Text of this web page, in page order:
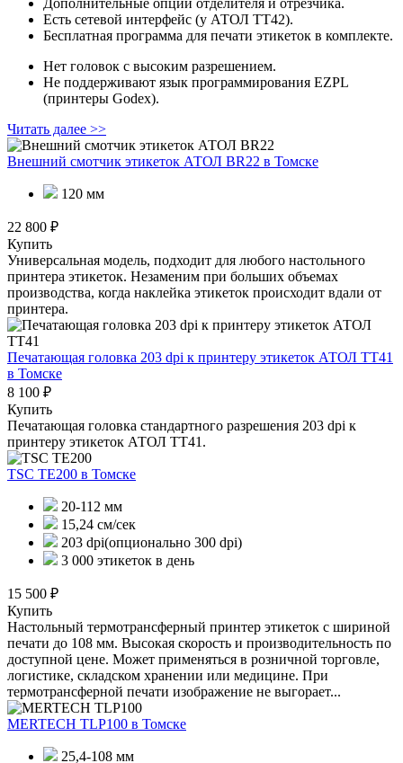
Дополнительные опции отделителя и отрезчика.
Есть сетевой интерфейс (у АТОЛ ТТ42).
Бесплатная программа для печати этикеток в комплекте.
Нет головок с высоким разрешением.
Не поддерживают язык программирования EZPL
(принтеры Godex).
Читать далее >>
Внешний смотчик этикеток АТОЛ BR22 в Томске
120 мм
22 800 ₽
Купить
Универсальная модель, подходит для любого настольного
принтера этикеток. Незаменим при больших объемах
производства, когда наклейка этикеток происходит вдали от
принтера.
Печатающая головка 203 dpi к принтеру этикеток АТОЛ ТТ41
в Томске
8 100 ₽
Купить
Печатающая головка стандартного разрешения 203 dpi к
принтеру этикеток АТОЛ ТТ41.
TSC TE200 в Томске
20-112 мм
15,24 см/сек
203 dpi(опционально 300 dpi)
3 000 этикеток в день
15 500 ₽
Купить
Настольный термотрансферный принтер этикеток с шириной
печати до 108 мм. Высокая скорость и производительность по
доступной цене. Может применяться в розничной торговле,
логистике, складском хранении или медицине. При
термотрансферной печати изображение не выгорает...
MERTECH TLP100 в Томске
25,4-108 мм